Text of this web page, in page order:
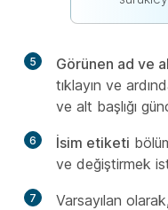
5 Görünen ad ve
tıklayın ve
ve alt başlığı
6 İsim etiketi
ve değiştirmek
7
Varsayılan